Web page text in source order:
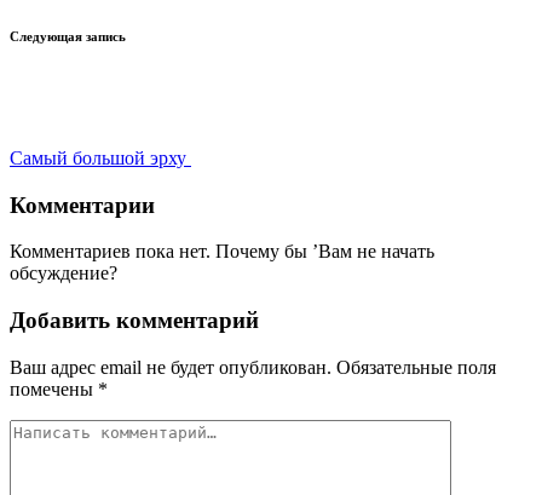
Следующая запись
Самый большой эрху
Комментарии
Комментариев пока нет. Почему бы ’Вам не начать
обсуждение?
Добавить комментарий
Ваш адрес email не будет опубликован. Обязательные поля
помечены *